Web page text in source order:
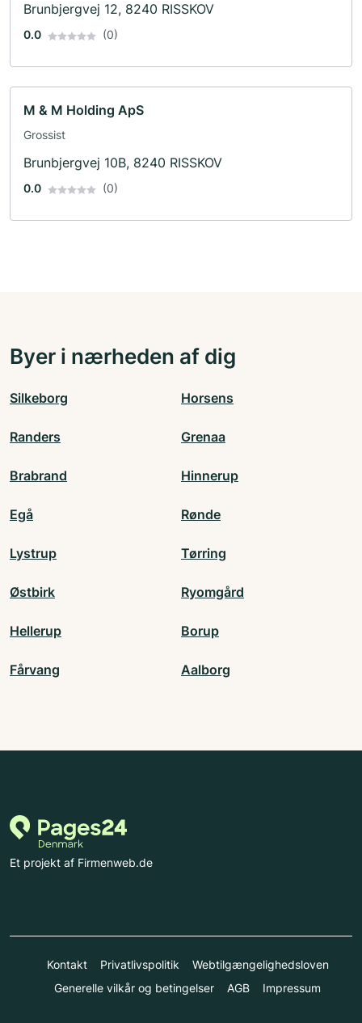
Brunbjergvej 12, 8240 RISSKOV
0.0 (0)
M & M Holding ApS
Grossist
Brunbjergvej 10B, 8240 RISSKOV
0.0 (0)
Byer i nærheden af dig
Silkeborg Horsens
Randers Grenaa
Brabrand Hinnerup
Egå Rønde
Lystrup Tørring
Østbirk Ryomgård
Hellerup Borup
Fårvang Aalborg
Et projekt af Firmenweb.de
Kontakt Privatlivspolitik
Webtilgængelighedsloven
Generelle vilkår og betingelser
AGB Impressum